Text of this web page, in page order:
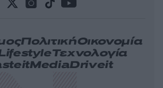
ΠολιτικήΟικονομία
Τεχνολογία
MediaDriveit